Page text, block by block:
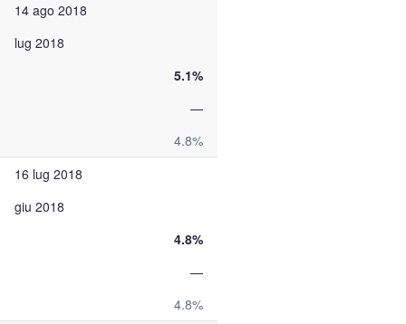
14 ago 2018
lug 2018
5.1%
—
4.8%
16 lug 2018
giu 2018
4.8%
—
4.8%